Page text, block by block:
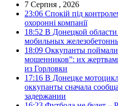
7 Серпня , 2026
23:06 Спокій під
охоронні компанії
18:52 В Донецкой области
мобильных
18:09 Оккупанты
мошенников”: их
из Горловки
17:16 В Донецке
оккупанты сначала
задержании